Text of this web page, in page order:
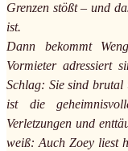
Grenzen stößt – und
ist.
Dann bekommt
Vormieter adressiert
Schlag: Sie sind brutal
ist die
Verletzungen und
weiß: Auch Zoey liest